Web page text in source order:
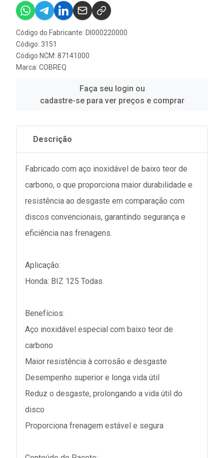
Código do Fabricante: DI000220000
Código: 3151
Código NCM: 87141000
Marca: COBREQ
Faça seu login ou
cadastre-se para ver preços e comprar
Descrição
Fabricado com aço inoxidável de baixo teor de
carbono, o que proporciona maior durabilidade e
resistência ao desgaste em comparação com
discos convencionais, garantindo segurança e
eficiência nas frenagens.
Aplicação:
Honda: BIZ 125 Todas
Benefícios:
Aço inoxidável especial com baixo teor de
carbono
Maior resistência à corrosão e desgaste
Desempenho superior e longa vida útil
Reduz o desgaste, prolongando a vida útil do
disco
Proporciona frenagem estável e segura